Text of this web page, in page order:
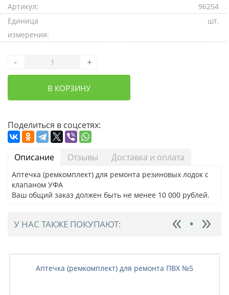
Артикул:
96254
Единица
измерения:
шт.
- +
В КОРЗИНУ
Поделиться в соцсетях:
Описание Отзывы Доставка и оплата
Аптечка (ремкомплект) для ремонта резиновых лодок с
клапаном УФА
Ваш общий заказ должен быть не менее 10 000 рублей.
У НАС ТАКЖЕ ПОКУПАЮТ:
Аптечка (ремкомплект) для ремонта ПВХ №5